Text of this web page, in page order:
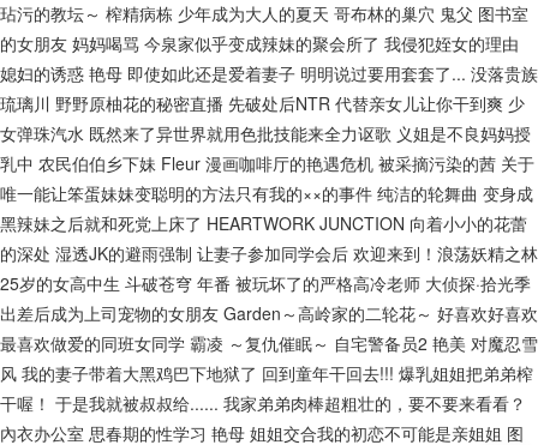
玷污的教坛～ 榨精病栋 少年成为大人的夏天 哥布林的巢穴 鬼父 图书室
的女朋友 妈妈喝骂 今泉家似乎变成辣妹的聚会所了 我侵犯姪女的理由
媳妇的诱惑 艳母 即使如此还是爱着妻子 明明说过要用套套了... 没落贵族
琉璃川 野野原柚花的秘密直播 先破处后NTR 代替亲女儿让你干到爽 少
女弹珠汽水 既然来了异世界就用色批技能来全力讴歌 义姐是不良妈妈授
乳中 农民伯伯乡下妹 Fleur 漫画咖啡厅的艳遇危机 被采摘污染的茜 关于
唯一能让笨蛋妹妹变聪明的方法只有我的××的事件 纯洁的轮舞曲 变身成
黑辣妹之后就和死党上床了 HEARTWORK JUNCTION 向着小小的花蕾
的深处 湿透JK的避雨强制 让妻子参加同学会后 欢迎来到！浪荡妖精之林
25岁的女高中生 斗破苍穹 年番 被玩坏了的严格高冷老师 大侦探·拾光季
出差后成为上司宠物的女朋友 Garden～高岭家的二轮花～ 好喜欢好喜欢
最喜欢做爱的同班女同学 霸凌 ～复仇催眠～ 自宅警备员2 艳美 对魔忍雪
风 我的妻子带着大黑鸡巴下地狱了 回到童年干回去!!! 爆乳姐姐把弟弟榨
干喔！ 于是我就被叔叔给...... 我家弟弟肉棒超粗壮的，要不要来看看？
內衣办公室 思春期的性学习 艳母 姐姐交合我的初恋不可能是亲姐姐 图